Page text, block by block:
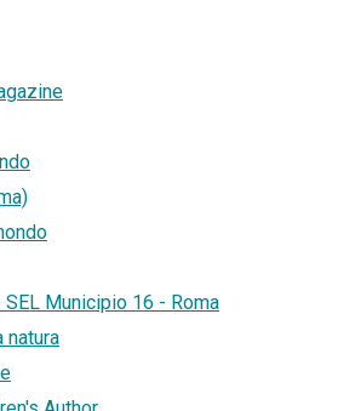
Municipio 16 - Roma
natura